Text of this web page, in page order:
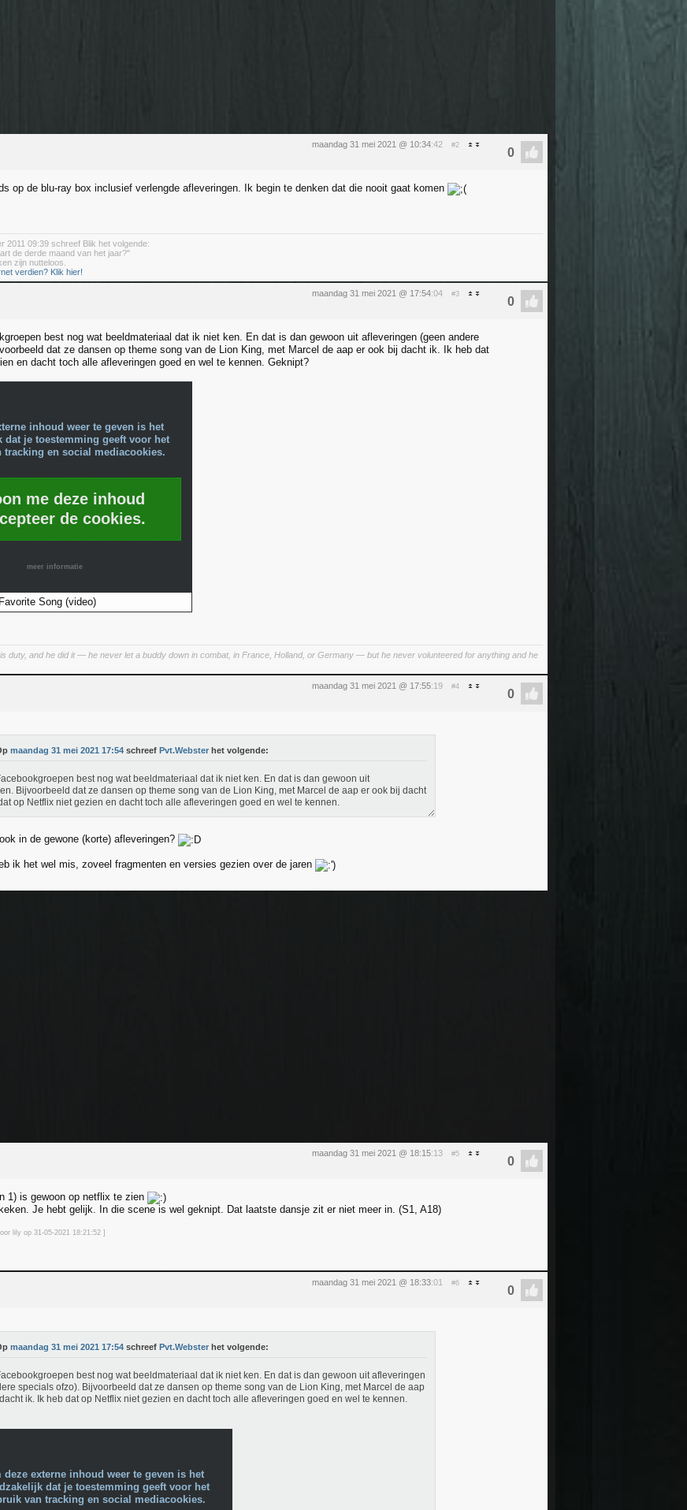
maandag 31 mei 2021 @ 10:34:42 #2
op de blu-ray box inclusief verlengde afleveringen. Ik begin te denken dat die nooit gaat komen
2011 09:39 schreef Blik het volgende:
de derde maand van het jaar?"
zijn nutteloos.
verdien? Klik hier!
maandag 31 mei 2021 @ 17:54:04 #3
best nog wat beeldmateriaal dat ik niet ken. En dat is dan gewoon uit afleveringen (geen andere
dat ze dansen op theme song van de Lion King, met Marcel de aap er ook bij dacht ik. Ik heb dat
en dacht toch alle afleveringen goed en wel te kennen. Geknipt?
inhoud weer te geven is het
dat je toestemming geeft voor het
tracking en social mediacookies.
me deze inhoud
de cookies.
meer informatie
Song (video)
duty, and he did it — he never let a buddy down in combat, in France, Holland, or Germany — but he never volunteered for anything and he
maandag 31 mei 2021 @ 17:55:19 #4
maandag 31 mei 2021 17:54 schreef Pvt.Webster het volgende:
best nog wat beeldmateriaal dat ik niet ken. En dat is dan gewoon uit
Bijvoorbeeld dat ze dansen op theme song van de Lion King, met Marcel de aap er ook bij dacht
op Netflix niet gezien en dacht toch alle afleveringen goed en wel te kennen.
in de gewone (korte) afleveringen?
ik het wel mis, zoveel fragmenten en versies gezien over de jaren
maandag 31 mei 2021 @ 18:15:13 #5
1) is gewoon op netflix te zien
Je hebt gelijk. In die scene is wel geknipt. Dat laatste dansje zit er niet meer in. (S1, A18)
lily op 31-05-2021 18:21:52 ]
maandag 31 mei 2021 @ 18:33:01 #6
maandag 31 mei 2021 17:54 schreef Pvt.Webster het volgende:
best nog wat beeldmateriaal dat ik niet ken. En dat is dan gewoon uit afleveringen
specials ofzo). Bijvoorbeeld dat ze dansen op theme song van de Lion King, met Marcel de aap
ik. Ik heb dat op Netflix niet gezien en dacht toch alle afleveringen goed en wel te kennen.
deze externe inhoud weer te geven is het
dat je toestemming geeft voor het
van tracking en social mediacookies.